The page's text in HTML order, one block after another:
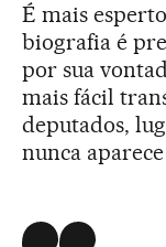
É mais
biografia é
por sua
mais fácil
deputados,
nunca